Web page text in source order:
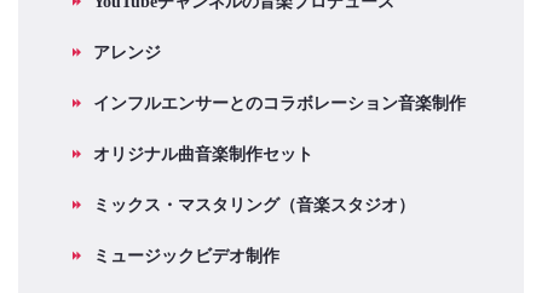
アレンジ
インフルエンサーとのコラボレーション音楽制作
オリジナル曲音楽制作セット
ミックス・マスタリング（音楽スタジオ）
ミュージックビデオ制作